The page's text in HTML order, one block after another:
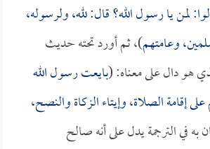
لمن يا رسول الله؟ قال: لله، ولرسوله،
وعامتهم)، ثم أورد تحته حديث
هو دال على معناه: (بايعت رسول الله
إقامة الصلاة، وإيتاء الزكاة والنصح،
به في الترجمة يدل على أنه صالح